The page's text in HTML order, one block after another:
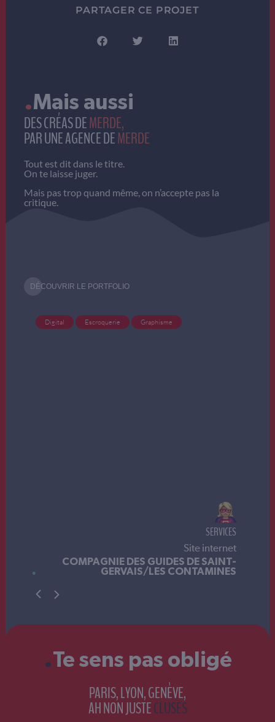
PARTAGER CE PROJET
Graphisme Escroquerie
COLLECTIVITÉS
Logo
MAIRIE D’AMANCY
.Mais aussi
DES CRÉAS DEMERDE,
PAR UNE AGENCE DEMERDE
Tout est dit dans le titre.
On te laisse juger.
Mais pas trop quand même, on n’accepte pas la
critique.
DÉCOUVRIR LE PORTFOLIO
.Te sens pas obligé
PARIS, LYON, GENÈVE,
AH NON JUSTECLUSES